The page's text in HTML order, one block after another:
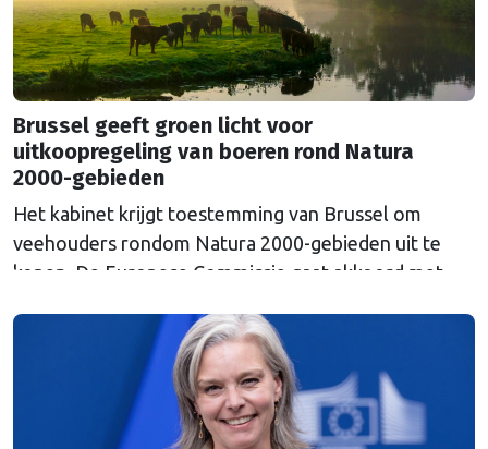
Brussel geeft groen licht voor
uitkoopregeling van boeren rond Natura
2000-gebieden
Het kabinet krijgt toestemming van Brussel om
veehouders rondom Natura 2000-gebieden uit te
kopen. De Europese Commissie gaat akkoord met